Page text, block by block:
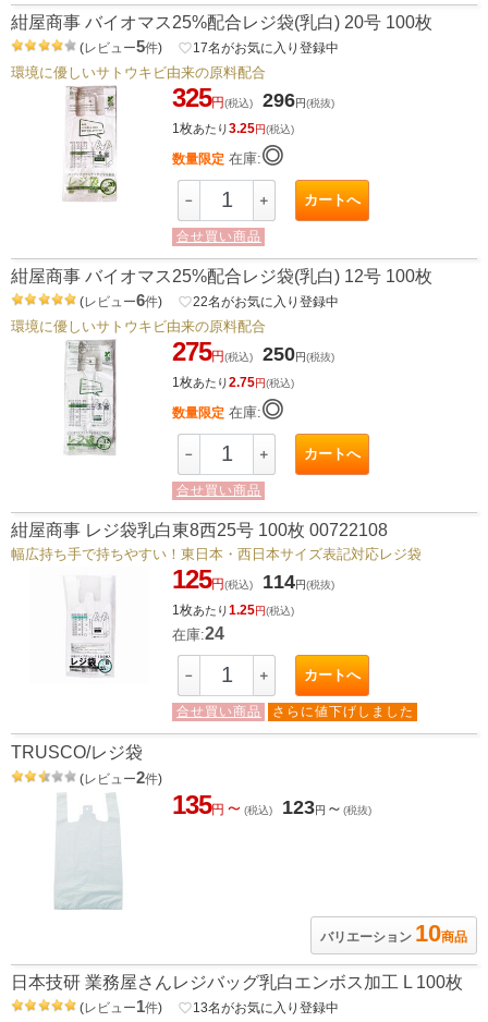
紺屋商事 バイオマス25%配合レジ袋(乳白) 20号 100枚
(レビュー5件) favorite_border17名がお気に入り登録中
環境に優しいサトウキビ由来の原料配合
325円(税込) 296円(税抜)
1枚あたり3.25円(税込)
数量限定 在庫:◎
－ ＋ カートへ
合せ買い商品
紺屋商事 バイオマス25%配合レジ袋(乳白) 12号 100枚
(レビュー6件) favorite_border22名がお気に入り登録中
環境に優しいサトウキビ由来の原料配合
275円(税込) 250円(税抜)
1枚あたり2.75円(税込)
数量限定 在庫:◎
－ ＋ カートへ
合せ買い商品
紺屋商事 レジ袋乳白東8西25号 100枚 00722108
幅広持ち手で持ちやすい！東日本・西日本サイズ表記対応レジ袋
125円(税込) 114円(税抜)
1枚あたり1.25円(税込)
在庫:24
－ ＋ カートへ
合せ買い商品 さらに値下げしました
TRUSCO/レジ袋
(レビュー2件)
135円 ～ (税込) 123円 ～ (税抜)
バリエーション 10商品
日本技研 業務屋さんレジバッグ乳白エンボス加工 L 100枚
(レビュー1件) favorite_border13名がお気に入り登録中